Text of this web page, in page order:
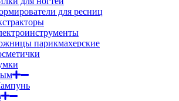
для ресниц
парикмахерские